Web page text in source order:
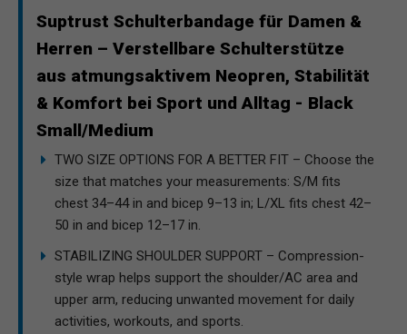
Suptrust Schulterbandage für Damen &
Herren – Verstellbare Schulterstütze
aus atmungsaktivem Neopren, Stabilität
& Komfort bei Sport und Alltag - Black
Small/Medium
TWO SIZE OPTIONS FOR A BETTER FIT – Choose the
size that matches your measurements: S/M fits
chest 34–44 in and bicep 9–13 in; L/XL fits chest 42–
50 in and bicep 12–17 in.
STABILIZING SHOULDER SUPPORT – Compression-
style wrap helps support the shoulder/AC area and
upper arm, reducing unwanted movement for daily
activities, workouts, and sports.